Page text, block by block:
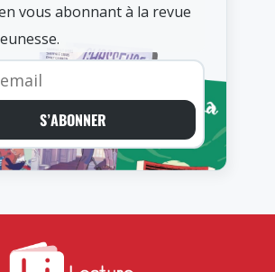
vous abonnant à la revue
S’ABONNER